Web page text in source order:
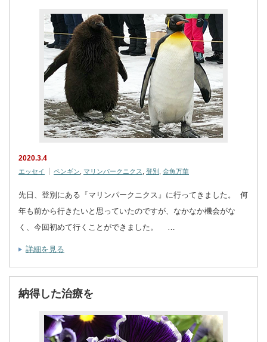
2020.3.4
エッセイ ペンギン マリンパークニクス 登別 金魚万華
先日、登別にある『マリンパークニクス』に行ってきました。 何
年も前から行きたいと思っていたのですが、なかなか機会がな
く、今回初めて行くことができました。 …
詳細を見る
納得した治療を